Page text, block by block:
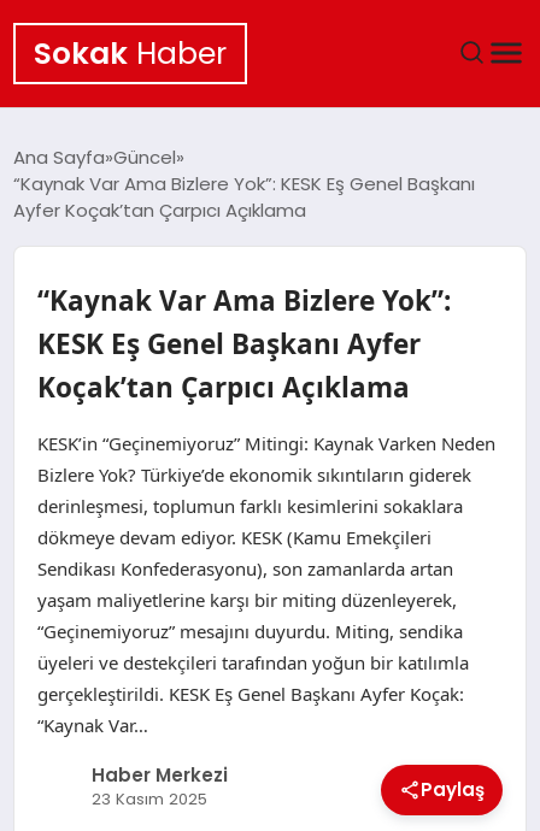
Sokak Haber
EKONOMI
GÜNCEL
KÜLTÜR SANAT
SAĞLIK
TEKNOLOJI
Ana Sayfa Güncel
“Kaynak Var Ama Bizlere Yok”: KESK Eş Genel Başkanı
Ayfer Koçak’tan Çarpıcı Açıklama
“Kaynak Var Ama Bizlere Yok”:
KESK Eş Genel Başkanı Ayfer
Koçak’tan Çarpıcı Açıklama
KESK’in “Geçinemiyoruz” Mitingi: Kaynak Varken Neden
Bizlere Yok? Türkiye’de ekonomik sıkıntıların giderek
derinleşmesi, toplumun farklı kesimlerini sokaklara
dökmeye devam ediyor. KESK (Kamu Emekçileri
Sendikası Konfederasyonu), son zamanlarda artan
yaşam maliyetlerine karşı bir miting düzenleyerek,
“Geçinemiyoruz” mesajını duyurdu. Miting, sendika
üyeleri ve destekçileri tarafından yoğun bir katılımla
gerçekleştirildi. KESK Eş Genel Başkanı Ayfer Koçak:
“Kaynak Var…
Haber Merkezi
23 Kasım 2025 Paylaş